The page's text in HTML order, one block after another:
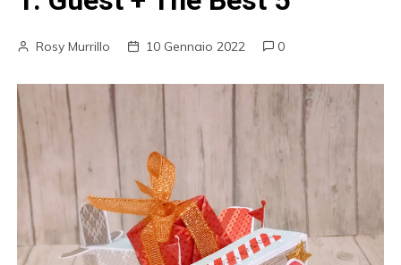
Rosy Murrillo 10 Gennaio 2022 0